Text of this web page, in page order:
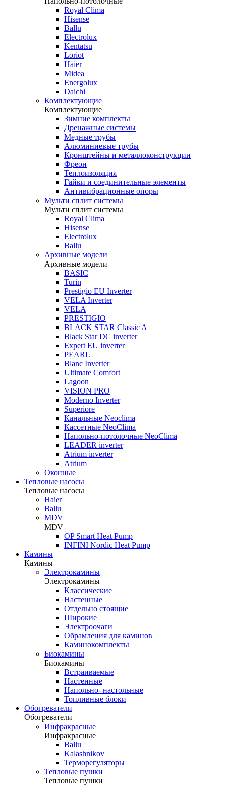
Royal Clima
Hisense
Ballu
Electrolux
Kentatsu
Loriot
Haier
Midea
Energolux
Daichi
Комплектующие
Комплектующие
Зимние комплекты
Дренажные системы
Медные трубы
Алюминиевые трубы
Кронштейны и металлоконструкции
Фреон
Теплоизоляция
Гайки и соединительные элементы
Антивибрационные опоры
Мульти сплит системы
Мульти сплит системы
Royal Clima
Hisense
Electrolux
Ballu
Архивные модели
Архивные модели
BASIC
Turin
Prestigio EU Inverter
VELA Inverter
VELA
PRESTIGIO
BLACK STAR Classic A
Black Star DC inverter
Expert EU inverter
PEARL
Blanc Inverter
Ultimate Comfort
Lagoon
VISION PRO
Moderno Inverter
Superiore
Канальные Neoclima
Кассетные NeoClima
Напольно-потолочные NeoClima
LEADER inverter
Atrium inverter
Atrium
Оконные
Тепловые насосы
Тепловые насосы
Haier
Ballu
MDV
MDV
OP Smart Heat Pump
INFINI Nordic Heat Pump
Камины
Камины
Электрокамины
Электрокамины
Классические
Настенные
Отдельно стоящие
Широкие
Электроочаги
Обрамления для каминов
Каминокомплекты
Биокамины
Биокамины
Встраиваемые
Настенные
Напольно- настольные
Топливные блоки
Обогреватели
Обогреватели
Инфракрасные
Инфракрасные
Ballu
Kalashnikov
Терморегуляторы
Тепловые пушки
Тепловые пушки